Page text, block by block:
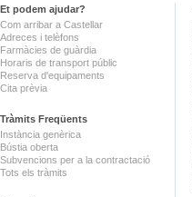
Et podem ajudar?
Com arribar a Castellar
Adreces i telèfons
Farmàcies de guàrdia
Horaris de transport públic
Reserva d'equipaments
Cita prèvia
Tràmits Freqüents
Instància genèrica
Bústia oberta
Subvencions per a la contractació
Tots els tràmits